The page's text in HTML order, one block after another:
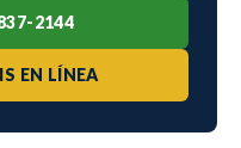
2144
EN LÍNEA